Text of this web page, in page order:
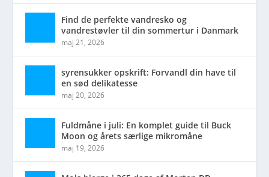
Find de perfekte vandresko og
vandrestøvler til din sommertur i Danmark
maj 21, 2026
syrensukker opskrift: Forvandl din have til
en sød delikatesse
maj 20, 2026
Fuldmåne i juli: En komplet guide til Buck
Moon og årets særlige mikromåne
maj 19, 2026